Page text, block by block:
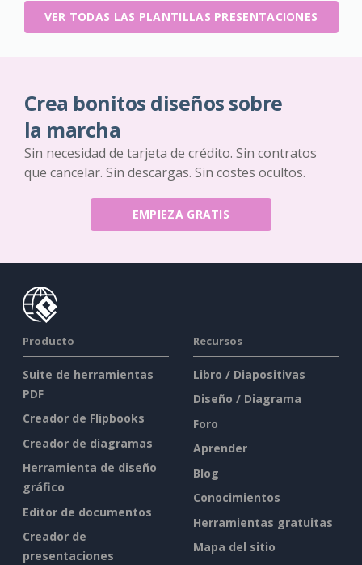
VER TODAS LAS PLANTILLAS PRESENTACIONES
Crea bonitos diseños sobre
la marcha
Sin necesidad de tarjeta de crédito. Sin contratos
que cancelar. Sin descargas. Sin costes ocultos.
EMPIEZA GRATIS
Producto
Suite de herramientas
PDF
Creador de Flipbooks
Creador de diagramas
Herramienta de diseño
gráfico
Editor de documentos
Creador de
presentaciones
Recursos
Libro / Diapositivas
Diseño / Diagrama
Foro
Aprender
Blog
Conocimientos
Herramientas gratuitas
Mapa del sitio